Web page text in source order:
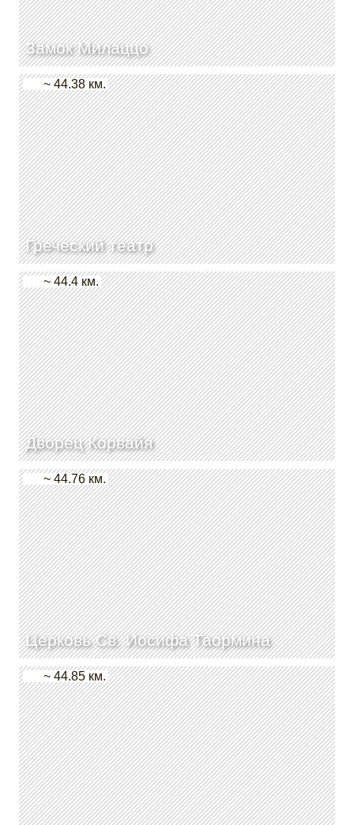
Замок Милаццо
Греческий театр
~ 44.38 км.
Дворец Корвайя
~ 44.4 км.
Церковь Св. Иосифа Таормина
~ 44.76 км.
~ 44.85 км.